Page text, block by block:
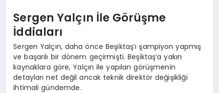
Sergen Yalçın İle Görüşme
İddiaları
Sergen Yalçın, daha önce Beşiktaş’ı şampiyon yapmış
ve başarılı bir dönem geçirmişti. Beşiktaş’a yakın
kaynaklara göre, Yalçın ile yapılan görüşmenin
detayları net değil ancak teknik direktör değişikliği
ihtimali gündemde.